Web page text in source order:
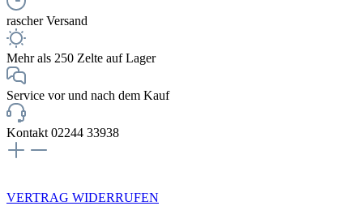
rascher Versand
Mehr als 250 Zelte auf Lager
Service vor und nach dem Kauf
Kontakt 02244 33938
VERTRAG WIDERRUFEN